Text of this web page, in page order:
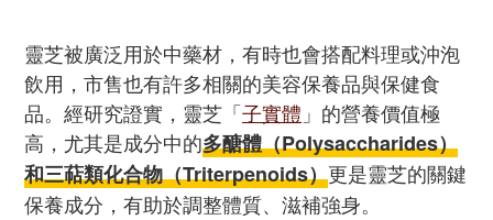
靈芝被廣泛用於中藥材，有時也會搭配料理或沖泡
飲用，市售也有許多相關的美容保養品與保健食
品。經研究證實，靈芝「子實體 」的營養價值極
高，尤其是成分中的多醣體（Polysaccharides）
和三萜類化合物（Triterpenoids）更是靈芝的關鍵
保養成分，有助於調整體質、滋補強身。